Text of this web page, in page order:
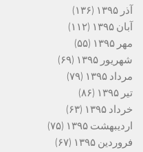
آذر ۱۳۹۵
(۱۳۶)
آبان ۱۳۹۵
(۱۱۲)
مهر ۱۳۹۵
(۵۵)
شهریور ۱۳۹۵
(۶۹)
مرداد ۱۳۹۵
(۷۹)
تیر ۱۳۹۵
(۸۶)
خرداد ۱۳۹۵
(۶۳)
اردیبهشت ۱۳۹۵
(۷۵)
فروردین ۱۳۹۵
(۶۷)